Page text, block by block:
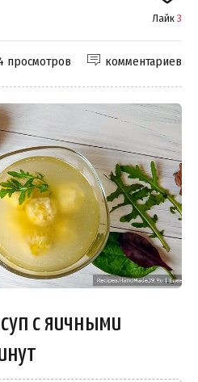
Лайк 3
комментариев
просмотров
с яичными